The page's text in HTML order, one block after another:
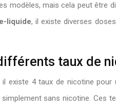
modèles, mais cela peut être
liquide, il existe diverses
taux de
il existe 4 taux de nicotine
sans nicotine. Ces